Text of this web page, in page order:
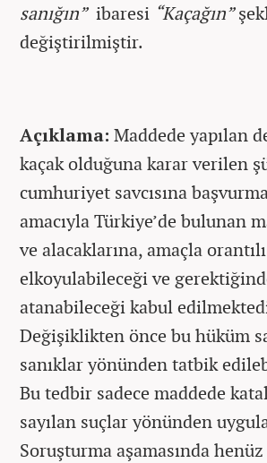
sanığın”ibaresi “Kaçağın”
değiştirilmiştir.
Açıklama: Maddede yapılan
kaçak olduğuna karar verilen
cumhuriyet savcısına
amacıyla Türkiye’de bulunan
ve alacaklarına, amaçla
elkoyulabileceği ve
atanabileceği kabul
Değişiklikten önce bu hüküm
sanıklar yönünden tatbik
Bu tedbir sadece maddede
sayılan suçlar yönünden
Soruşturma aşamasında